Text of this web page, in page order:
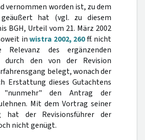
vernommen worden ist, zu dem
geäußert hat (vgl. zu diesem
BGH, Urteil vom 21. März 2002
inwistra 2002, 260ff. nicht
Relevanz des ergänzenden
durch den von der Revision
belegt, wonach der
Erstattung dieses Gutachtens
den Antrag der
Mit dem Vortrag seiner
hat der Revisionsführer der
nicht genügt.